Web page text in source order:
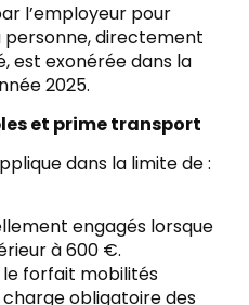
l’employeur pour
personne, directement
est exonérée dans la
2025.
et prime transport
dans la limite de :
engagés lorsque
à 600 €.
le forfait mobilités
obligatoire des